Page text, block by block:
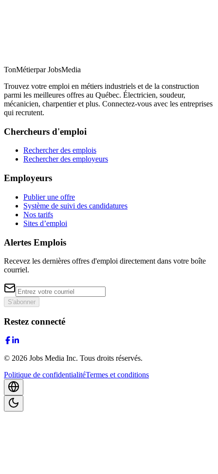
TonMétierpar JobsMedia
Trouvez votre emploi en métiers industriels et de la construction
parmi les meilleures offres au Québec. Électricien, soudeur,
mécanicien, charpentier et plus. Connectez-vous avec les entreprises
qui recrutent.
Chercheurs d'emploi
Rechercher des emplois
Rechercher des employeurs
Employeurs
Publier une offre
Système de suivi des candidatures
Nos tarifs
Sites d’emploi
Alertes Emplois
Recevez les dernières offres d'emploi directement dans votre boîte
courriel.
S'abonner
Restez connecté
© 2026 Jobs Media Inc. Tous droits réservés.
Politique de confidentialitéTermes et conditions